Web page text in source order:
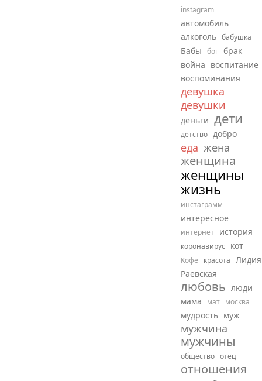
instagram
автомобиль
алкоголь бабушка
Бабы бог брак
война воспитание
воспоминания
девушка
девушки
деньги дети
детство добро
еда жена
женщина
женщины
жизнь
инстаграмм
интересное
интернет история
коронавирус кот
Кофе красота Лидия
Раевская
любовь люди
мама
мат москва
мудрость муж
мужчина
мужчины
общество отец
отношения